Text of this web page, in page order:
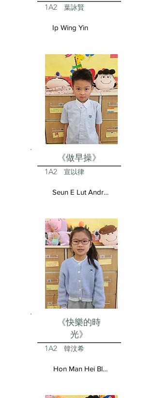
1A2 葉詠賢
Ip Wing Yin
《做早操》
1A2 宣以律
Seun E Lut Andrea
《快樂的時
光》
1A2 韓汶希
Hon Man Hei Blair